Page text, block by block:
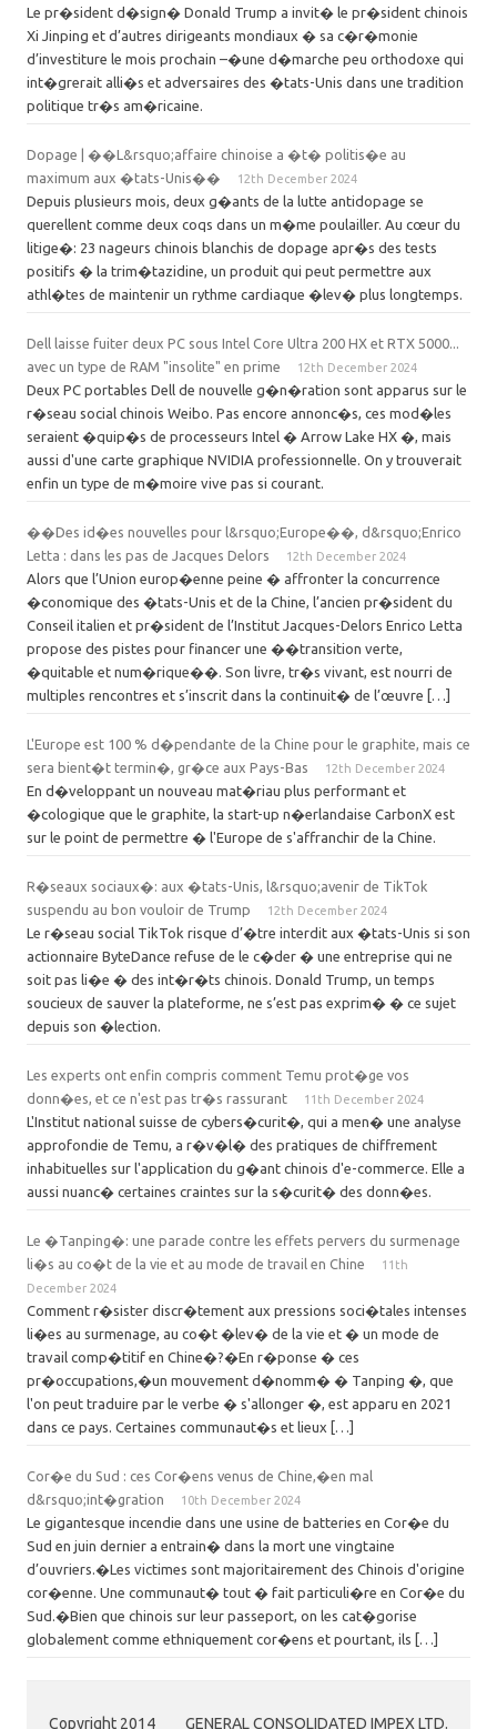
Le pr�sident d�sign� Donald Trump a invit� le pr�sident chinois
Xi Jinping et d’autres dirigeants mondiaux � sa c�r�monie
d’investiture le mois prochain –�une d�marche peu orthodoxe qui
int�grerait alli�s et adversaires des �tats-Unis dans une tradition
politique tr�s am�ricaine.
Dopage | ��L&rsquo;affaire chinoise a �t� politis�e au
maximum aux �tats-Unis��
12th December 2024
Depuis plusieurs mois, deux g�ants de la lutte antidopage se
querellent comme deux coqs dans un m�me poulailler. Au cœur du
litige�: 23 nageurs chinois blanchis de dopage apr�s des tests
positifs � la trim�tazidine, un produit qui peut permettre aux
athl�tes de maintenir un rythme cardiaque �lev� plus longtemps.
Dell laisse fuiter deux PC sous Intel Core Ultra 200 HX et RTX 5000...
avec un type de RAM "insolite" en prime
12th December 2024
Deux PC portables Dell de nouvelle g�n�ration sont apparus sur le
r�seau social chinois Weibo. Pas encore annonc�s, ces mod�les
seraient �quip�s de processeurs Intel � Arrow Lake HX �, mais
aussi d'une carte graphique NVIDIA professionnelle. On y trouverait
enfin un type de m�moire vive pas si courant.
��Des id�es nouvelles pour l&rsquo;Europe��, d&rsquo;Enrico
Letta : dans les pas de Jacques Delors
12th December 2024
Alors que l’Union europ�enne peine � affronter la concurrence
�conomique des �tats-Unis et de la Chine, l’ancien pr�sident du
Conseil italien et pr�sident de l’Institut Jacques-Delors Enrico Letta
propose des pistes pour financer une ��transition verte,
�quitable et num�rique��. Son livre, tr�s vivant, est nourri de
multiples rencontres et s’inscrit dans la continuit� de l’œuvre […]
L'Europe est 100 % d�pendante de la Chine pour le graphite, mais ce
sera bient�t termin�, gr�ce aux Pays-Bas
12th December 2024
En d�veloppant un nouveau mat�riau plus performant et
�cologique que le graphite, la start-up n�erlandaise CarbonX est
sur le point de permettre � l'Europe de s'affranchir de la Chine.
R�seaux sociaux�: aux �tats-Unis, l&rsquo;avenir de TikTok
suspendu au bon vouloir de Trump
12th December 2024
Le r�seau social TikTok risque d’�tre interdit aux �tats-Unis si son
actionnaire ByteDance refuse de le c�der � une entreprise qui ne
soit pas li�e � des int�r�ts chinois. Donald Trump, un temps
soucieux de sauver la plateforme, ne s’est pas exprim� � ce sujet
depuis son �lection.
Les experts ont enfin compris comment Temu prot�ge vos
donn�es, et ce n'est pas tr�s rassurant
11th December 2024
L'Institut national suisse de cybers�curit�, qui a men� une analyse
approfondie de Temu, a r�v�l� des pratiques de chiffrement
inhabituelles sur l'application du g�ant chinois d'e-commerce. Elle a
aussi nuanc� certaines craintes sur la s�curit� des donn�es.
Le �Tanping�: une parade contre les effets pervers du surmenage
li�s au co�t de la vie et au mode de travail en Chine
11th
December 2024
Comment r�sister discr�tement aux pressions soci�tales intenses
li�es au surmenage, au co�t �lev� de la vie et � un mode de
travail comp�titif en Chine�?�En r�ponse � ces
pr�occupations,�un mouvement d�nomm� � Tanping �, que
l'on peut traduire par le verbe � s'allonger �, est apparu en 2021
dans ce pays. Certaines communaut�s et lieux […]
Cor�e du Sud : ces Cor�ens venus de Chine,�en mal
d&rsquo;int�gration
10th December 2024
Le gigantesque incendie dans une usine de batteries en Cor�e du
Sud en juin dernier a entrain� dans la mort une vingtaine
d’ouvriers.�Les victimes sont majoritairement des Chinois d'origine
cor�enne. Une communaut� tout � fait particuli�re en Cor�e du
Sud.�Bien que chinois sur leur passeport, on les cat�gorise
globalement comme ethniquement cor�ens et pourtant, ils […]
Copyright 2014 GENERAL CONSOLIDATED IMPEX LTD.